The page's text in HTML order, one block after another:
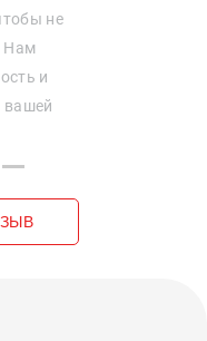
не
Нам
и
вашей